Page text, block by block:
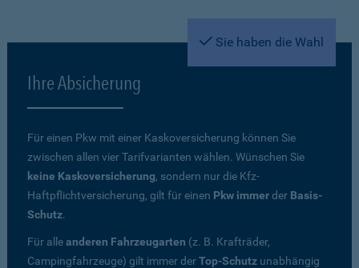
Sie haben die Wahl
Ihre Absicherung
Für einen Pkw mit einer Kaskoversicherung können Sie
zwischen allen vier Tarifvarianten wählen. Wünschen Sie
keine Kaskoversicherung, sondern nur die Kfz-
Haftpflichtversicherung, gilt für einen Pkw immerder Basis-
Schutz.
Für alleanderen Fahrzeugarten (z. B. Krafträder,
Campingfahrzeuge) gilt immer derTop-Schutz unabhängig